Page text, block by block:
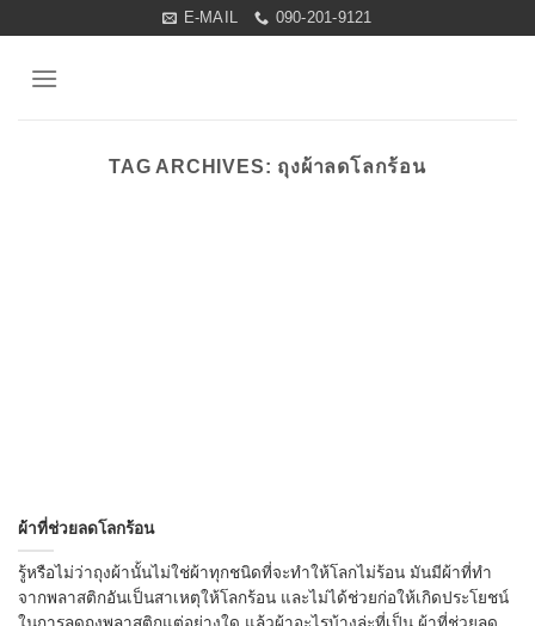
content
E-MAIL 090-201-9121
TAG ARCHIVES: ถุงผ้าลดโลกร้อน
ผ้าที่ช่วยลดโลกร้อน
รู้หรือไม่ว่าถุงผ้านั้นไม่ใช่ผ้าทุกชนิดที่จะทำให้โลกไม่ร้อน มันมีผ้าที่ทำ
จากพลาสติกอันเป็นสาเหตุให้โลกร้อน และไม่ได้ช่วยก่อให้เกิดประโยชน์